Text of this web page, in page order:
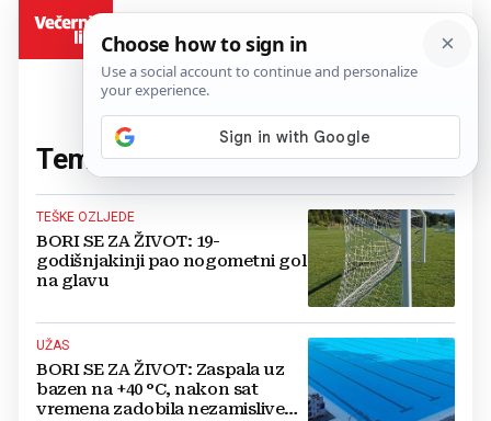
Tema:Ozljede(81 članaka)
TEŠKE OZLJEDE
BORI SE ZA ŽIVOT: 19-
godišnjakinji pao nogometni gol
na glavu
UŽAS
BORI SE ZA ŽIVOT: Zaspala uz
bazen na +40 °C, nakon sat
vremena zadobila nezamislive